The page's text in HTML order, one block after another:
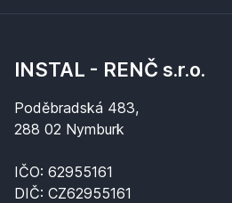
INSTAL - RENČ s.r.o.
Poděbradská 483,
288 02 Nymburk
IČO: 62955161
DIČ: CZ62955161